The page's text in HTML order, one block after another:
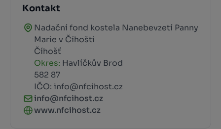
Kontakt
Nadační fond kostela Nanebevzetí Panny
Marie v Číhošti
Číhošť
Okres: Havlíčkův Brod
582 87
IČO: info@nfcihost.cz
info@nfcihost.cz
www.nfcihost.cz